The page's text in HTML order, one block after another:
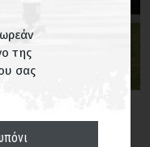
ενός και
της
σας